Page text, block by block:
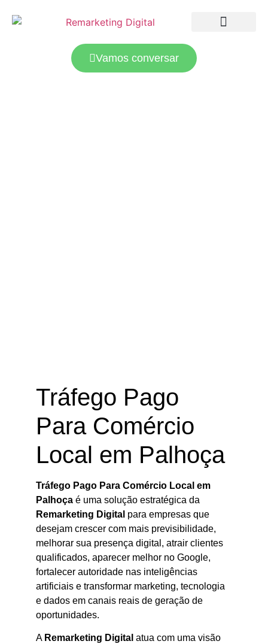
Vamos conversar
Tráfego Pago
Para Comércio
Local em Palhoça
Tráfego Pago Para Comércio Local em
Palhoça é uma solução estratégica da
Remarketing Digital para empresas que
desejam crescer com mais previsibilidade,
melhorar sua presença digital, atrair clientes
qualificados, aparecer melhor no Google,
fortalecer autoridade nas inteligências
artificiais e transformar marketing, tecnologia
e dados em canais reais de geração de
oportunidades.
A Remarketing Digital atua com uma visão